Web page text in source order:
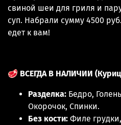
свиной шеи для гриля и
суп. Набрали сумму 4500
едет к вам!
🥩 ВСЕГДА В НАЛИЧИИ
Разделка: Бедро,
Окорочок, Спинки.
Без кости: Филе